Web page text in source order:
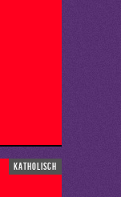
katholisch